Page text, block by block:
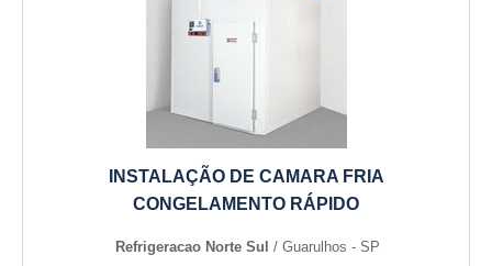
INSTALAÇÃO DE CAMARA FRIA
CONGELAMENTO RÁPIDO
Refrigeracao Norte Sul / Guarulhos - SP